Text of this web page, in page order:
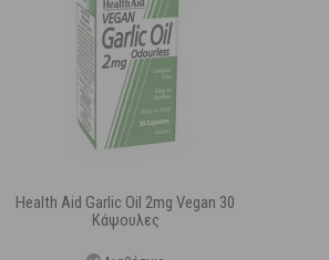
Health Aid Garlic Oil 2mg Vegan 30
Κάψουλες